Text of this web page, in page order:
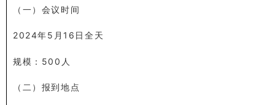
（一）会议时间
2024年5月16日全天
规模：500人
（二）报到地点